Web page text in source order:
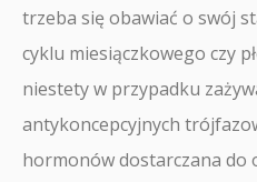
trzeba się obawiać o swój
cyklu miesiączkowego czy
niestety w przypadku
antykoncepcyjnych
hormonów dostarczana do